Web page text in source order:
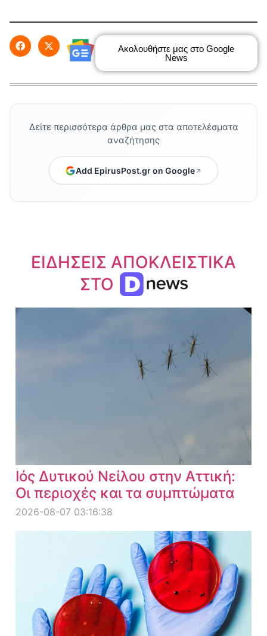
Ακολουθήστε μας στο Google
News
Δείτε περισσότερα άρθρα μας στα αποτελέσματα
αναζήτησης
Add EpirusPost.gr on Google
ΕΙΔΗΣΕΙΣ ΑΠΟΚΛΕΙΣΤΙΚΑ
ΣΤΟ
Ιός Δυτικού Νείλου στην Αττική:
Οι περιοχές και τα συμπτώματα
2026-08-07 03:16:38